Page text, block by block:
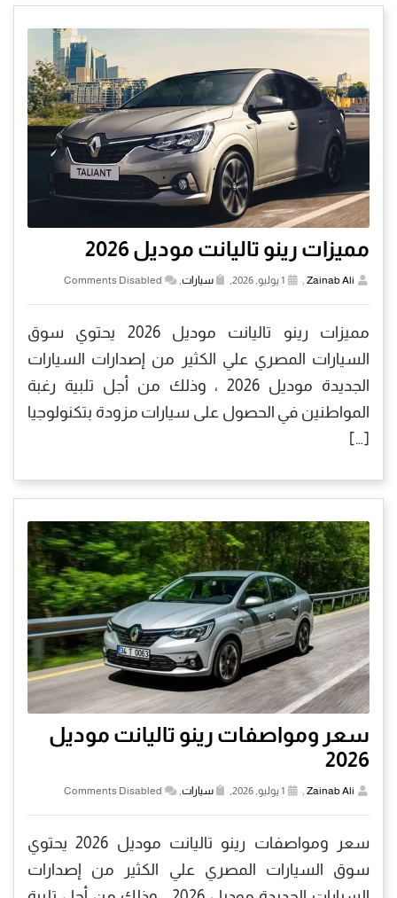
مميزات رينو تاليانت موديل 2026
Zainab Ali
, سيارات,
Comments Disabled
مميزات رينو تاليانت موديل 2026 يحتوي سوق
السيارات المصري علي الكثير من إصدارات السيارات
الجديدة موديل 2026 ، وذلك من أجل تلبية رغبة
المواطنين في الحصول على سيارات مزودة بتكنولوجيا
[…]
سعر ومواصفات رينو تاليانت موديل
2026
Zainab Ali
, سيارات,
Comments Disabled
سعر ومواصفات رينو تاليانت موديل 2026 يحتوي
سوق السيارات المصري علي الكثير من إصدارات